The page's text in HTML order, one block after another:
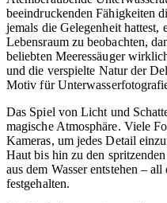
beeindruckenden Fähigkeiten
jemals die Gelegenheit
Lebensraum zu beobachten,
beliebten Meeressäuger
und die verspielte Natur der
Motiv für
Das Spiel von Licht und
magische Atmosphäre. Viele
Kameras, um jedes Detail
Haut bis hin zu den
aus dem Wasser entstehen –
festgehalten.